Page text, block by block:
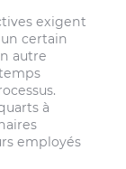
exigent
certain
autre
à
employés